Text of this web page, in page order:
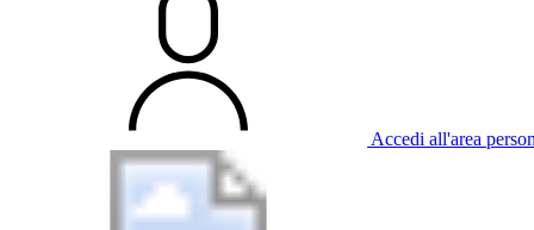
Accedi all'area